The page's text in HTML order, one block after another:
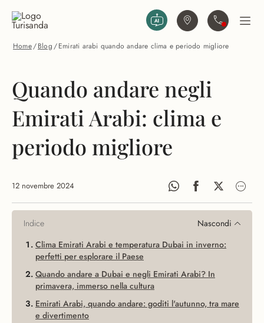
Trova agenziaContattaciApri
Home/Blog/Emirati arabi quando andare clima e periodo migliore
Quando andare negli
Emirati Arabi: clima e
periodo migliore
12 novembre 2024
Indice
Nascondi
Clima Emirati Arabi e temperatura Dubai in inverno:
perfetti per esplorare il Paese
Quando andare a Dubai e negli Emirati Arabi? In
primavera, immerso nella cultura
Emirati Arabi, quando andare: goditi l'autunno, tra mare
e divertimento